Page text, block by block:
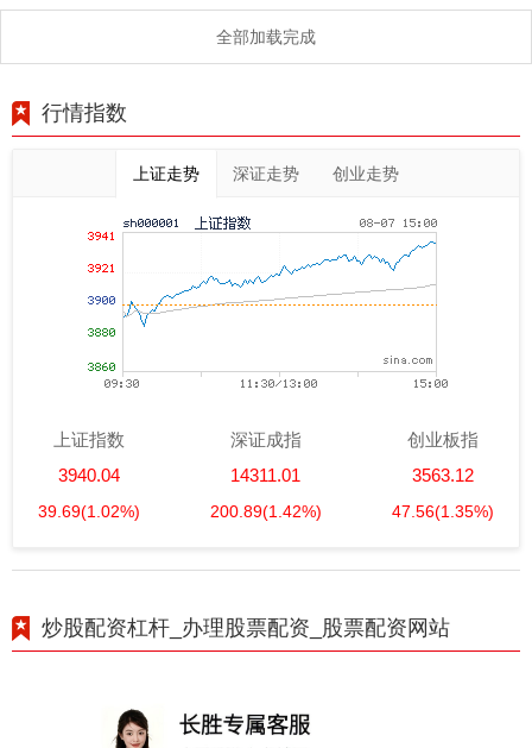
全部加载完成
行情指数
上证走势 深证走势 创业走势
上证指数
3940.04
39.69(1.02%)
深证成指
14311.01
200.89(1.42%)
创业板指
3563.12
47.56(1.35%)
炒股配资杠杆_办理股票配资_股票配资网站